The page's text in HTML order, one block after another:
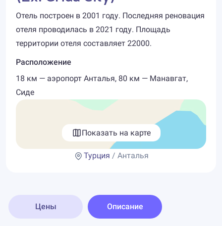
Отель построен в 2001 году. Последняя реновация
отеля проводилась в 2021 году. Площадь
территории отеля составляет 22000.
Расположение
18 км — аэропорт Анталья, 80 км — Манавгат,
Сиде
Показать на карте
Турция / Анталья
Цены Описание